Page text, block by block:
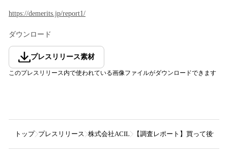
https://demerits.jp/report1/
ダウンロード
プレスリリース素材
このプレスリリース内で使われている画像ファイルがダウンロードできます
トップ プレスリリース 株式会社ACIL 【調査レポート】買って後悔